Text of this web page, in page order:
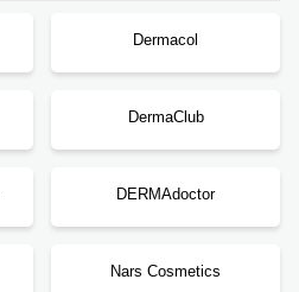
Dermacol
DermaClub
DERMAdoctor
Nars Cosmetics